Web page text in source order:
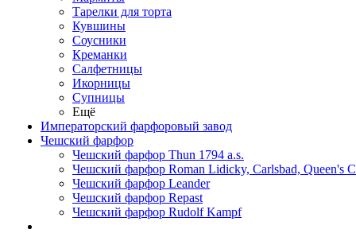
Тарелки для торта
Кувшины
Соусники
Креманки
Салфетницы
Икорницы
Супницы
Ещё
Императорский фарфоровый завод
Чешский фарфор
Чешский фарфор Thun 1794 a.s.
Чешский фарфор Roman Lidicky, Carlsbad, Queen's
Чешский фарфор Leander
Чешский фарфор Repast
Чешский фарфор Rudolf Kampf